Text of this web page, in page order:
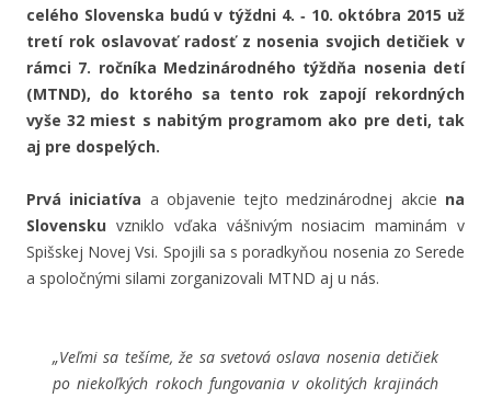
celého Slovenska budú v týždni 4. ‐ 10. októbra 2015 už
tretí rok oslavovať radosť z nosenia svojich detičiek v
rámci 7. ročníka Medzinárodného týždňa nosenia detí
(MTND), do ktorého sa tento rok zapojí rekordných
vyše 32 miest s nabitým programom ako pre deti, tak
aj pre dospelých.
Prvá iniciatíva a objavenie tejto medzinárodnej akcie na
Slovensku vzniklo vďaka vášnivým nosiacim maminám v
Spišskej Novej Vsi. Spojili sa s poradkyňou nosenia zo Serede
a spoločnými silami zorganizovali MTND aj u nás.
„Veľmi sa tešíme, že sa svetová oslava nosenia detičiek
po niekoľkých rokoch fungovania v okolitých krajinách